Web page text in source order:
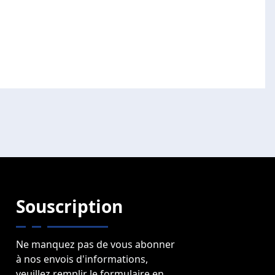
Souscription
Ne manquez pas de vous abonner
à nos envois d'informations,